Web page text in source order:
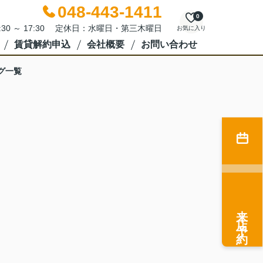
048-443-1411
～ 17:30 定休日：水曜日・第三木曜日 お気に入り
0
賃貸解約申込 会社概要 お問い合わせ
一覧
来店予約